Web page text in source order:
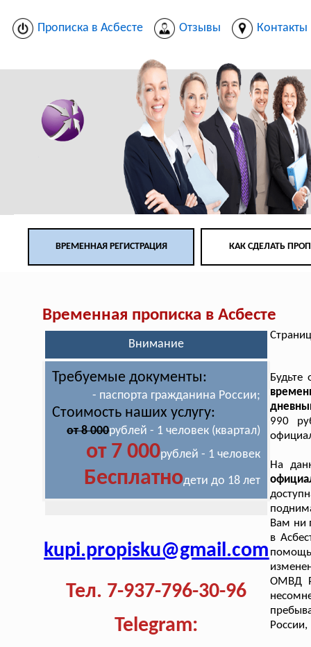
Прописка в Асбесте Отзывы Контакты
ВРЕМЕННАЯ РЕГИСТРАЦИЯ КАК СДЕЛАТЬ
Временная прописка в Асбесте
Внимание
Требуемые документы:
- паспорта гражданина России;
Стоимость наших услугу:
от 8 000рублей - 1 человек (квартал)
от 7 000рублей - 1 человек
Бесплатнодети до 18 лет
kupi.propisku@gmail.com
Тел. 7-937-796-30-96
Telegram:
990
На
Вам ни
в
ОМВД